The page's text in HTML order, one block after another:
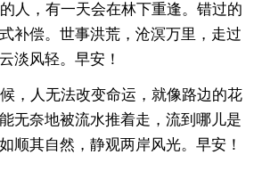
人，有一天会在林下重逢。错过的
补偿。世事洪荒，沧溟万里，走过
淡风轻。早安！
，人无法改变命运，就像路边的花
无奈地被流水推着走，流到哪儿是
顺其自然，静观两岸风光。早安！